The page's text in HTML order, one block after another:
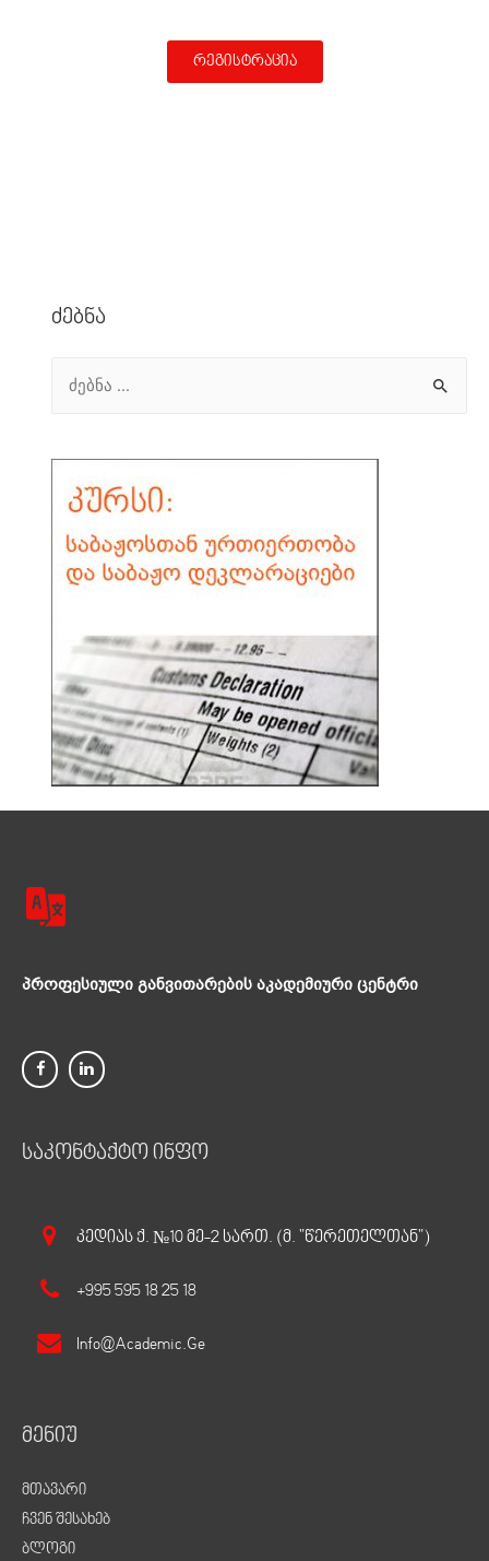
რეგისტრაცია
Ძებნა
პროფესიული განვითარების აკადემიური ცენტრი
საკონტაქტო ინფო
Კედიას Ქ. №10 Მე-2 Სართ. (მ. "წერეთელთან")
+995 595 18 25 18
Info@academic.ge
მენიუ
მთავარი
ჩვენ შესახებ
ბლოგი